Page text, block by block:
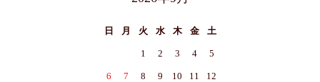
日 月 火 水 木 金 土
1 2 3 4 5
6 7 8 9 10 11 12